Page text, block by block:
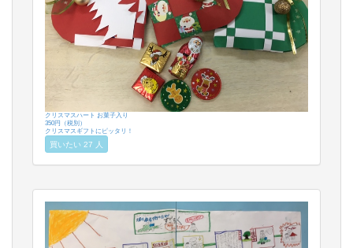
クリスマスハート お菓子入り
350円（税別）
クリスマスギフトにピッタリ！
買いたい 27 人